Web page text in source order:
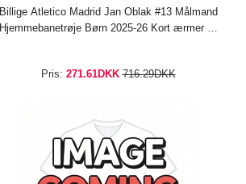
Billige Atletico Madrid Jan Oblak #13 Målmand
Hjemmebanetrøje Børn 2025-26 Kort ærmer (+
Pris: 271.61DKK 716.29DKK